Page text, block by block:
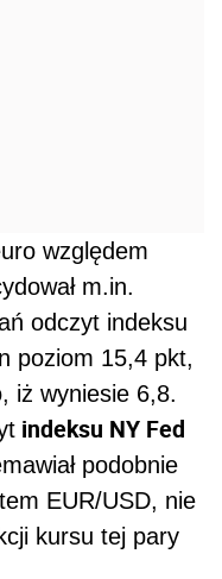
względem
m.in.
odczyt indeksu
poziom 15,4 pkt,
iż wyniesie 6,8.
indeksu NY Fed
podobnie
EUR/USD, nie
kursu tej pary